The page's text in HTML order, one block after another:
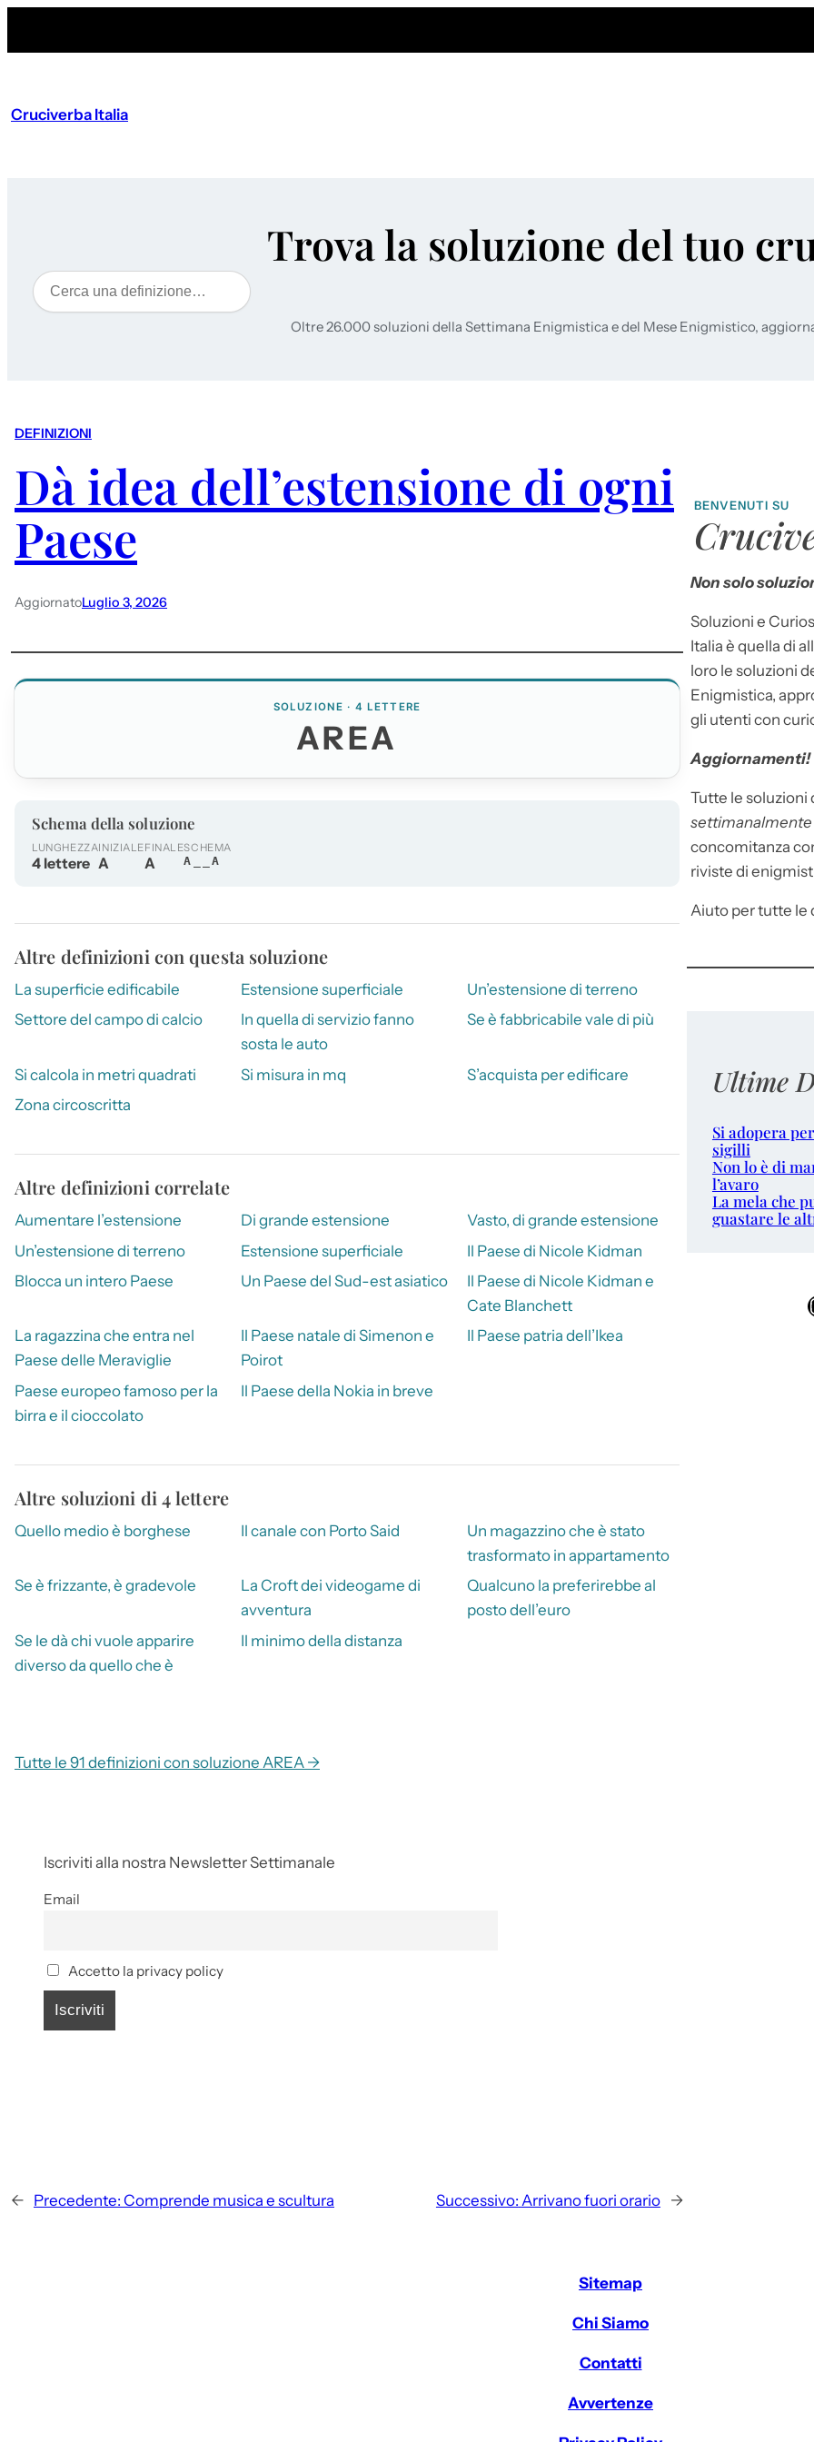
Cruciverba Italia
Trova la soluzione del tuo
Cerca
Oltre 26.000 soluzioni della Settimana Enigmistica e del Mese Enigmistico,
DEFINIZIONI
Dà idea dell’estensione di ogni
Paese
AggiornatoLuglio 3, 2026
SOLUZIONE · 4 LETTERE
AREA
Schema della soluzione
LUNGHEZZA
4 lettere
INIZIALE
A
FINALE
A
SCHEMA
A__A
Altre definizioni con questa soluzione
La superficie edificabile Estensione superficiale
Un’estensione di terreno
Settore del campo di calcio
In quella di servizio fanno
sosta le auto
Se è fabbricabile vale di più
Si calcola in metri quadrati Si misura in mq
S’acquista per edificare
Zona circoscritta
Altre definizioni correlate
Aumentare l’estensione Di grande estensione
Vasto, di grande estensione
Un’estensione di terreno
Estensione superficiale
Il Paese di Nicole Kidman
Blocca un intero Paese
Un Paese del Sud-est asiatico
Il Paese di Nicole Kidman e
Cate Blanchett
La ragazzina che entra nel
Paese delle Meraviglie
Il Paese natale di Simenon e
Poirot
Il Paese patria dell’Ikea
Paese europeo famoso per la
birra e il cioccolato
Il Paese della Nokia in breve
Altre soluzioni di 4 lettere
Quello medio è borghese Il canale con Porto Said
Un magazzino che è stato
trasformato in appartamento
Se è frizzante, è gradevole
La Croft dei videogame di
avventura
Qualcuno la preferirebbe al
posto dell’euro
Se le dà chi vuole apparire
diverso da quello che è
Il minimo della distanza
Tutte le 91 definizioni con soluzione AREA →
Iscriviti alla nostra Newsletter Settimanale
Email
Accetto la privacy policy
← Precedente: Comprende musica e scultura Successivo: Arrivano fuori orario →
BENVENUTI SU
Non solo
Soluzioni e
Italia è quella di
loro le soluzioni
Enigmistica,
gli utenti con
Aggiornamenti!
Tutte le soluzioni
settimanalmente
concomitanza
riviste di
Aiuto per tutte le
Ultime
Si adopera
sigilli
Non lo è di
l’avaro
La mela che
guastare le
Sitemap
Chi Siamo
Contatti
Avvertenze